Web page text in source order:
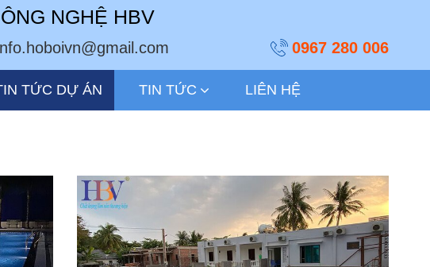
NGHỆ HBV
0967 280 006
TỨC DỰ ÁN TIN TỨC LIÊN HỆ